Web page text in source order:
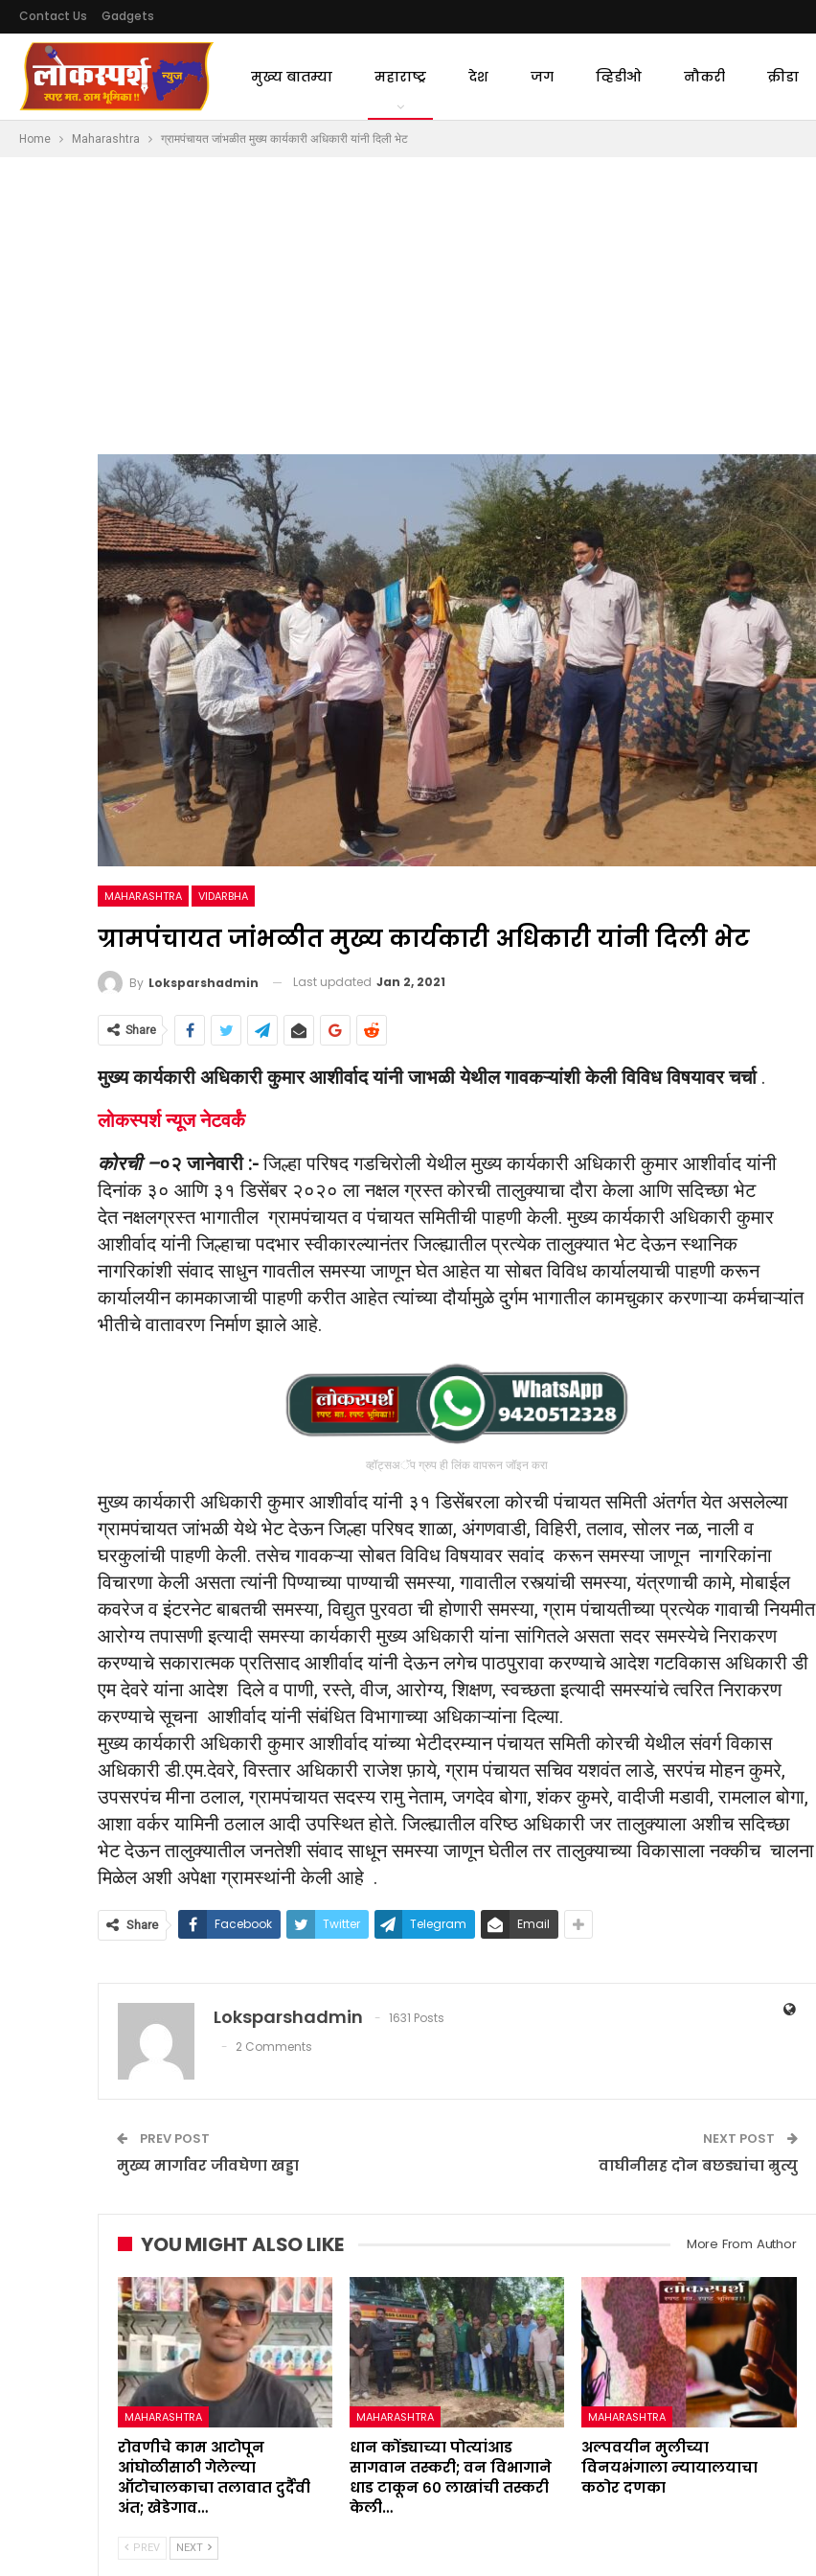
Contact Us Gadgets
मुख्य बातम्या महाराष्ट्र देश जग व्हिडीओ नौकरी क्रीडा
Home Maharashtra ग्रामपंचायत जांभळीत मुख्य कार्यकारी अधिकारी यांनी दिली भेट
MAHARASHTRA VIDARBHA
ग्रामपंचायत जांभळीत मुख्य कार्यकारी अधिकारी यांनी दिली भेट
By Loksparshadmin Last updated Jan 2, 2021
Share
मुख्य कार्यकारी अधिकारी कुमार आशीर्वाद यांनी जाभळी येथील गावकऱ्यांशी केली विविध विषयावर चर्चा.
लोकस्पर्श न्यूज नेटवर्कं
कोरची –०२ जानेवारी :-जिल्हा परिषद गडचिरोली येथील मुख्य कार्यकारी अधिकारी कुमार आशीर्वाद यांनी
दिनांक ३० आणि ३१ डिसेंबर २०२० ला नक्षल ग्रस्त कोरची तालुक्याचा दौरा केला आणि सदिच्छा भेट
देत नक्षलग्रस्त भागातील ग्रामपंचायत व पंचायत समितीची पाहणी केली. मुख्य कार्यकारी अधिकारी कुमार
आशीर्वाद यांनी जिल्हाचा पदभार स्वीकारल्यानंतर जिल्ह्यातील प्रत्येक तालुक्यात भेट देऊन स्थानिक
नागरिकांशी संवाद साधुन गावतील समस्या जाणून घेत आहेत या सोबत विविध कार्यालयाची पाहणी करून
कार्यालयीन कामकाजाची पाहणी करीत आहेत त्यांच्या दौर्यामुळे दुर्गम भागातील कामचुकार करणाऱ्या कर्मचाऱ्यांत
भीतीचे वातावरण निर्माण झाले आहे.
व्हॉट्सअॅप ग्रुप ही लिंक वापरून जॉइन करा
मुख्य कार्यकारी अधिकारी कुमार आशीर्वाद यांनी ३१ डिसेंबरला कोरची पंचायत समिती अंतर्गत येत असलेल्या
ग्रामपंचायत जांभळी येथे भेट देऊन जिल्हा परिषद शाळा, अंगणवाडी, विहिरी, तलाव, सोलर नळ, नाली व
घरकुलांची पाहणी केली. तसेच गावकऱ्या सोबत विविध विषयावर सवांद करून समस्या जाणून नागरिकांना
विचारणा केली असता त्यांनी पिण्याच्या पाण्याची समस्या, गावातील रस्त्यांची समस्या, यंत्रणाची कामे, मोबाईल
कवरेज व इंटरनेट बाबतची समस्या, विद्युत पुरवठा ची होणारी समस्या, ग्राम पंचायतीच्या प्रत्येक गावाची नियमीत
आरोग्य तपासणी इत्यादी समस्या कार्यकारी मुख्य अधिकारी यांना सांगितले असता सदर समस्येचे निराकरण
करण्याचे सकारात्मक प्रतिसाद आशीर्वाद यांनी देऊन लगेच पाठपुरावा करण्याचे आदेश गटविकास अधिकारी डी
एम देवरे यांना आदेश दिले व पाणी, रस्ते, वीज, आरोग्य, शिक्षण, स्वच्छता इत्यादी समस्यांचे त्वरित निराकरण
करण्याचे सूचना आशीर्वाद यांनी संबंधित विभागाच्या अधिकाऱ्यांना दिल्या.
मुख्य कार्यकारी अधिकारी कुमार आशीर्वाद यांच्या भेटीदरम्यान पंचायत समिती कोरची येथील संवर्ग विकास
अधिकारी डी.एम.देवरे, विस्तार अधिकारी राजेश फ़ाये, ग्राम पंचायत सचिव यशवंत लाडे, सरपंच मोहन कुमरे,
उपसरपंच मीना ठलाल, ग्रामपंचायत सदस्य रामु नेताम, जगदेव बोगा, शंकर कुमरे, वादीजी मडावी, रामलाल बोगा,
आशा वर्कर यामिनी ठलाल आदी उपस्थित होते. जिल्ह्यातील वरिष्ठ अधिकारी जर तालुक्याला अशीच सदिच्छा
भेट देऊन तालुक्यातील जनतेशी संवाद साधून समस्या जाणून घेतील तर तालुक्याच्या विकासाला नक्कीच चालना
मिळेल अशी अपेक्षा ग्रामस्थांनी केली आहे .
Share Facebook Twitter Telegram Email
Loksparshadmin
1631 Posts
2 Comments
PREV POST
मुख्य मार्गावर जीवघेणा खड्डा
NEXT POST
वाघीनीसह दोन बछड्यांचा म्रुत्यु
YOU MIGHT ALSO LIKE More From Author
MAHARASHTRA
रोवणीचे काम आटोपून
आंघोळीसाठी गेलेल्या
ऑटोचालकाचा तलावात दुर्दैवी
अंत; खेडेगाव…
MAHARASHTRA
धान कोंड्याच्या पोत्यांआड
सागवान तस्करी; वन विभागाने
धाड टाकून ६० लाखांची तस्करी
केली…
MAHARASHTRA
अल्पवयीन मुलीच्या
विनयभंगाला न्यायालयाचा
कठोर दणका
PREV NEXT